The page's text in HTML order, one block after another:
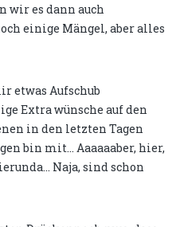
wir es dann auch
einige Mängel, aber alles
etwas Aufschub
Extra wünsche auf den
in den letzten Tagen
bin mit... Aaaaaaber, hier,
Naja, sind schon